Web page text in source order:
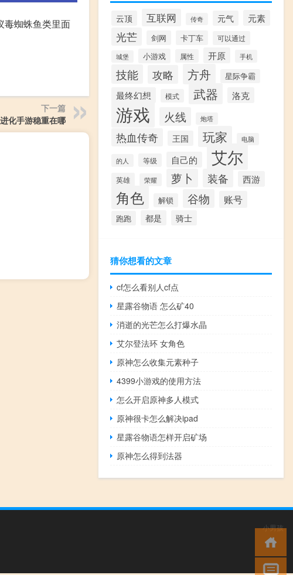
毒蜘蛛鱼类里面
下一篇
化手游稳重在哪
云顶 互联网 传奇 元气 元素
光芒 剑网 卡丁车 可以通过
城堡 小游戏 属性 开原 手机
技能 攻略 方舟 星际争霸
最终幻想 模式 武器 洛克
游戏 火线 炮塔
热血传奇 王国 玩家 电脑
的人 等级 自己的 艾尔
英雄 荣耀 萝卜 装备 西游
角色 解锁 谷物 账号
跑跑 都是 骑士
猜你想看的文章
cf怎么看别人cf点
星露谷物语 怎么矿40
消逝的光芒怎么打爆水晶
艾尔登法环 女角色
原神怎么收集元素种子
4399小游戏的使用方法
怎么开启原神多人模式
原神很卡怎么解决ipad
星露谷物语怎样开启矿场
原神怎么得到法器
小男孩